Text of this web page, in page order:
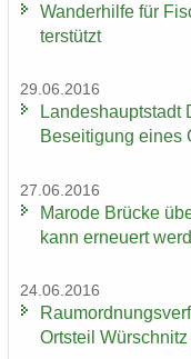
Wan­der­hil­fe für
ter­stützt
29.06.2016
Lan­des­haupt­stadt
Be­sei­ti­gung eines
27.06.2016
Ma­ro­de Brü­cke
kann er­neu­ert
24.06.2016
Orts­teil